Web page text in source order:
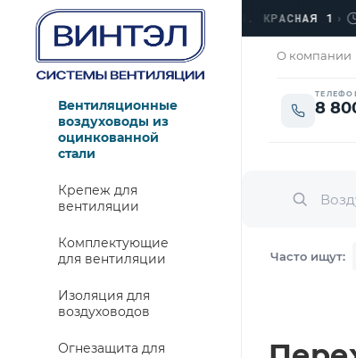
ЗАКРЫТО › ЛЮБЕРЦЫ, УЛ. КРАСНАЯ 1›
О компании
8
Часто ищут:
Вентиляционные
воздуховоды из
оцинкованной
стали
Крепеж для
вентиляции
Комплектующие
для вентиляции
Изоляция для
воздуховодов
Огнезащита для